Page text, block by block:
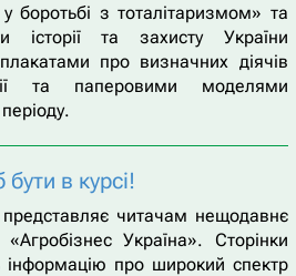
боротьбі з тоталітаризмом» та
історії та захисту України
про визначних діячів
та паперовими моделями
в курсі!
представляє читачам нещодавнє
Україна». Сторінки
інформацію про широкий спектр